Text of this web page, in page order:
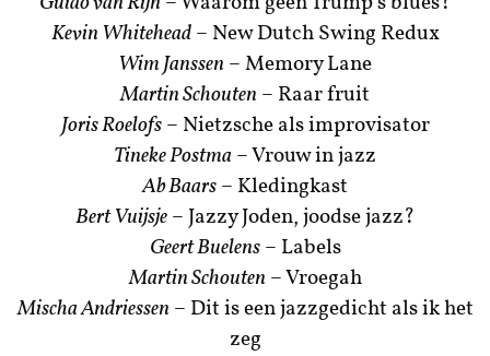
Kevin Whitehead– New Dutch Swing Redux
Wim Janssen – Memory Lane
Martin Schouten – Raar fruit
Joris Roelofs– Nietzsche als improvisator
Tineke Postma – Vrouw in jazz
Ab Baars – Kledingkast
Bert Vuijsje – Jazzy Joden, joodse jazz?
Geert Buelens– Labels
Martin Schouten– Vroegah
Mischa Andriessen– Dit is een jazzgedicht als ik het
zeg